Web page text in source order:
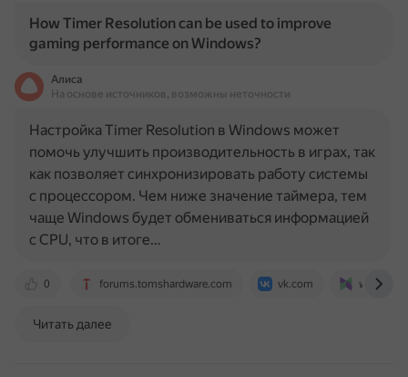
How Timer Resolution can be used to improve
gaming performance on Windows?
Алиса
На основе источников, возможны неточности
0 forums.tomshardware.com vk.com
Настройка Timer Resolution в Windows может
помочь улучшить производительность в играх, так
как позволяет синхронизировать работу системы
с процессором. Чем ниже значение таймера, тем
чаще Windows будет обмениваться информацией
с CPU, что в итоге…
Читать далее